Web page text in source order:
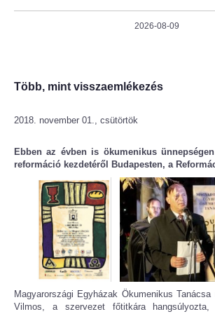
2026-08-09
Több, mint visszaemlékezés
2018. november 01., csütörtök
Ebben az évben is ökumenikus
reformáció kezdetéről Budapesten, a
Magyarországi Egyházak Ökumenikus Tanácsa
Vilmos, a szervezet főtitkára